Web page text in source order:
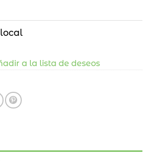
a la lista de deseos